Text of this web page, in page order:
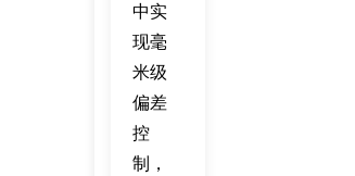
中实
现毫
米级
偏差
控
制，